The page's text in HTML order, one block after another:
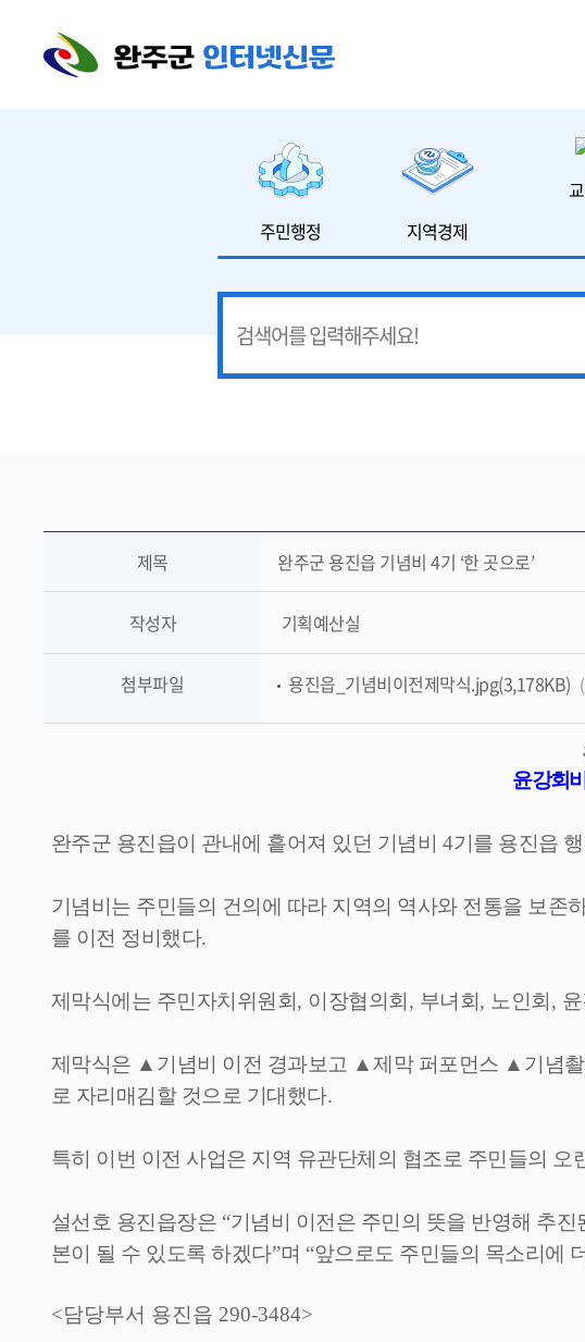
주민행정 지역경제
제목 완주군 용진읍 기념비 4기 ‘한 곳으로’
작성자 기획예산실
첨부파일 용진읍_기념비이전제막식.jpg(3,178KB)
윤강회비
완주군 용진읍이 관내에 흩어져 있던 기념비 4기를 용진읍
기념비는 주민들의 건의에 따라 지역의 역사와 전통을 보존
를 이전 정비했다.
제막식에는 주민자치위원회 , 이장협의회 , 부녀회 , 노인회 ,
제막식은 ▲ 기념비 이전 경과보고 ▲제막 퍼포먼스 ▲ 기념
로 자리매김할 것으로 기대했다.
특히 이번 이전 사업은 지역 유관단체의 협조로 주민들의
설선호 용진읍장은 “기념비 이전은 주민의 뜻을 반영해 추
본이 될 수 있도록 하겠다”며 “앞으로도 주민들의 목소리에
<담당부서 용진읍 290-3484>